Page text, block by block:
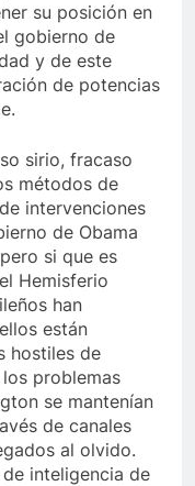
su posición en
gobierno de
y de este
de potencias
sirio, fracaso
métodos de
intervenciones
de Obama
si que es
Hemisferio
han
están
hostiles de
problemas
se mantenían
de canales
al olvido.
inteligencia de